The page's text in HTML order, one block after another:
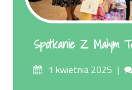
Spotkanie Z Małym
Posted1 kwietnia 2025